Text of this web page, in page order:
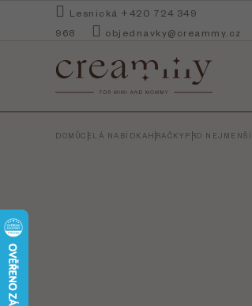
Lesnická +420 724 349
968
objednavky@creammy.cz
DOMŮCELÁ NABÍDKAHRAČKY PRO NEJMENŠÍ